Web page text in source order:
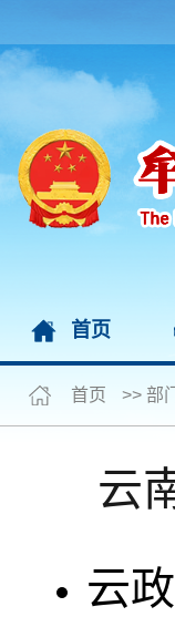
首页
首页 >> 部
云
云